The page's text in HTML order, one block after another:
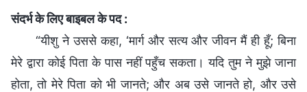
संदर्भ के लिए बाइबल के पद :
“यीशु ने उससे कहा, ‘मार्ग और सत्य और जीवन मैं ही हूँ; बिना
मेरे द्वारा कोई पिता के पास नहीं पहुँच सकता। यदि तुम ने मुझे जाना
होता, तो मेरे पिता को भी जानते; और अब उसे जानते हो, और उसे